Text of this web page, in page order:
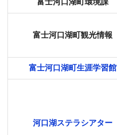
富士河口湖町観光情報
富士河口湖町生涯学習館
河口湖ステラシアター